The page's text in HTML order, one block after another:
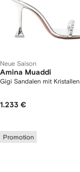
Neue Saison
Amina Muaddi
Gigi Sandalen mit Kristallen
1.233 €
Promotion